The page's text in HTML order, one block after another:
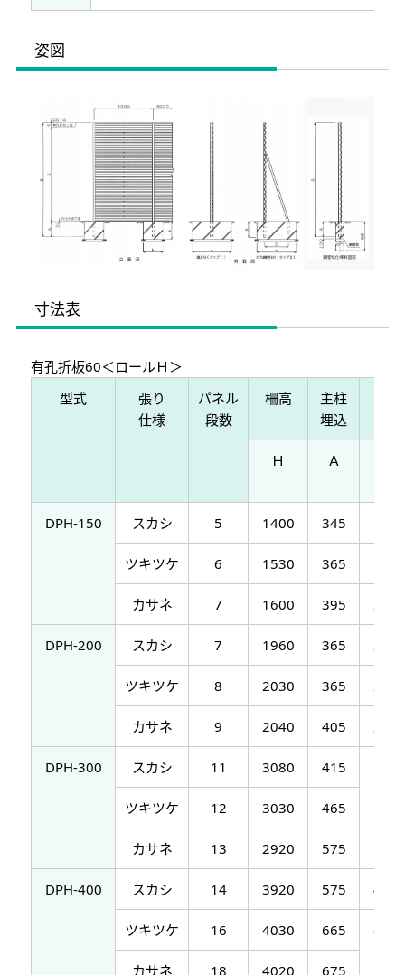
姿図
寸法表
有孔折板60＜ロールＨ＞
型式
張り
仕様
パネル
段数
柵高
主柱
埋込
Ｈ Ａ
DPH-150 スカシ 5 1400 345
ツキツケ 6 1530 365
カサネ 7 1600 395 2000
DPH-200 スカシ 7 1960 365 2330
ツキツケ 8 2030 365 2400
カサネ 9 2040 405 2450
DPH-300 スカシ 11 3080 415 3500
ツキツケ 12 3030 465
カサネ 13 2920 575
DPH-400 スカシ 14 3920 575 4500
ツキツケ 16 4030 665 4700
カサネ 18 4020 675